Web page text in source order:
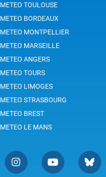
METEO TOULOUSE
METEO BORDEAUX
METEO MONTPELLIER
METEO MARSEILLE
METEO ANGERS
METEO TOURS
METEO LIMOGES
METEO STRASBOURG
METEO BREST
METEO LE MANS